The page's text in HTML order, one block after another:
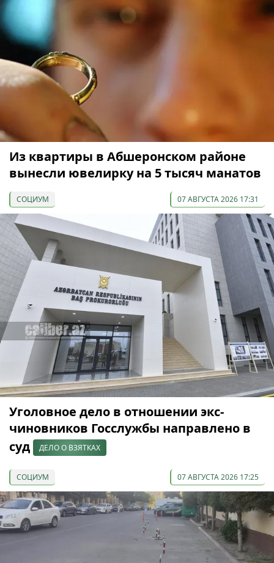
Из квартиры в Абшеронском районе
вынесли ювелирку на 5 тысяч манатов
СОЦИУМ 07 АВГУСТА 2026 17:31
Уголовное дело в отношении экс-
чиновников Госслужбы направлено в
суд
ДЕЛО О ВЗЯТКАХ
СОЦИУМ 07 АВГУСТА 2026 17:25